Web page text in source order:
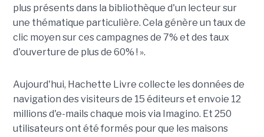
plus présents dans la bibliothèque d'un lecteur sur
une thématique particulière. Cela génère un taux de
clic moyen sur ces campagnes de 7% et des taux
d'ouverture de plus de 60% ! ».
Aujourd'hui, Hachette Livre collecte les données de
navigation des visiteurs de 15 éditeurs et envoie 12
millions d'e-mails chaque mois via Imagino. Et 250
utilisateurs ont été formés pour que les maisons